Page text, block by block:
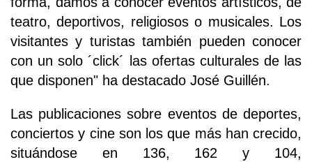
teatro, deportivos, religiosos o musicales. Los
visitantes y turistas también pueden conocer
con un solo ´click´ las ofertas culturales de las
que disponen" ha destacado José Guillén.
Las publicaciones sobre eventos de deportes,
conciertos y cine son los que más han crecido,
situándose en 136, 162 y 104,